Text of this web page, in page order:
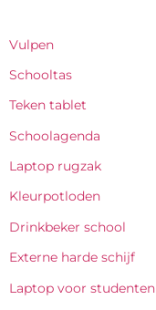
Vulpen
Schooltas
Teken tablet
Schoolagenda
Laptop rugzak
Kleurpotloden
Drinkbeker school
Externe harde schijf
Laptop voor studenten